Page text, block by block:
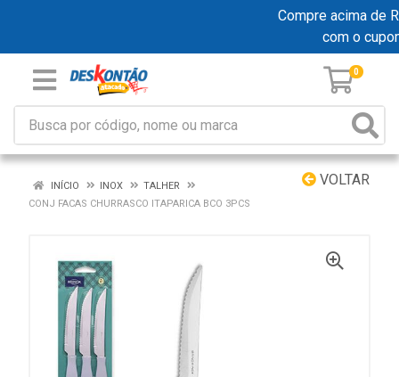
Compre acima de
com o
0
VOLTAR
INÍCIO INOX
TALHER
CONJ FACAS CHURRASCO ITAPARICA BCO 3PCS